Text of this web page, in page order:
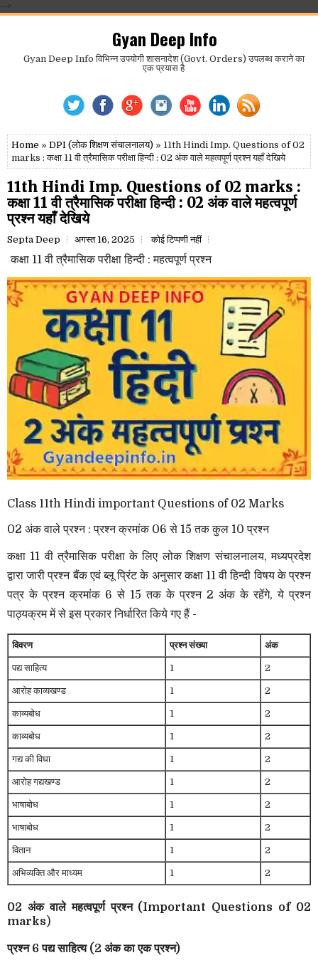
-->
Gyan Deep Info
Gyan Deep Info विभिन्न उपयोगी शासनादेश (Govt. Orders) उपलब्ध कराने का
एक प्रयास है
Home » DPI (लोक शिक्षण संचालनालय) » 11th Hindi Imp. Questions of 02
marks : कक्षा 11 वी त्रैमासिक परीक्षा हिन्दी : 02 अंक वाले महत्वपूर्ण प्रश्न यहाँ देखिये
11th Hindi Imp. Questions of 02 marks :
कक्षा 11 वी त्रैमासिक परीक्षा हिन्दी : 02 अंक वाले महत्वपूर्ण
प्रश्न यहाँ देखिये
Septa Deep अगस्त 16, 2025 कोई टिप्पणी नहीं
कक्षा 11 वी त्रैमासिक परीक्षा हिन्दी : महत्वपूर्ण प्रश्न
Class 11th Hindi important Questions of 02 Marks
02 अंक वाले प्रश्न : प्रश्न क्रमांक 06 से 15 तक कुल 10 प्रश्न
कक्षा 11 वी त्रैमासिक परीक्षा के लिए लोक शिक्षण संचालनालय, मध्यप्रदेश
द्वारा जारी प्रश्न बैंक एवं ब्लू प्रिंट के अनुसार कक्षा 11 वी हिन्दी विषय के प्रश्न
पत्र के प्रश्न क्रमांक 6 से 15 तक के प्रश्न 2 अंक के रहेंगे, ये प्रश्न
पाठ्यक्रम में से इस प्रकार निर्धारित किये गए हैं -
विवरण प्रश्न संख्या अंक
पद्य साहित्य 1 2
आरोह काव्यखण्ड 1 2
काव्यबोध 1 2
काव्यबोध 1 2
गद्य की विधा 1 2
आरोह गद्यखण्ड 1 2
भाषाबोध 1 2
भाषाबोध 1 2
वितान 1 2
अभिव्यक्ति और माध्यम 1 2
02 अंक वाले महत्वपूर्ण प्रश्न (Important Questions of 02
marks)
प्रश्न 6 पद्य साहित्य (2 अंक का एक प्रश्न)